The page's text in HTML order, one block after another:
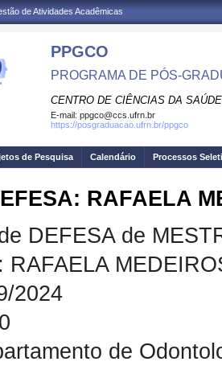
de Atividades Acadêmicas
PPGCO
PROGRAMA DE PÓS-
CENTRO DE CIÊNCIAS DA SAÚDE
E-mail: ppgco@ccs.ufrn.br
https://posgraduacao.ufrn.br/ppgco
de Pesquisa Calendário Processos
RAFAELA
DEFESA de
RAFAELA
2024
de